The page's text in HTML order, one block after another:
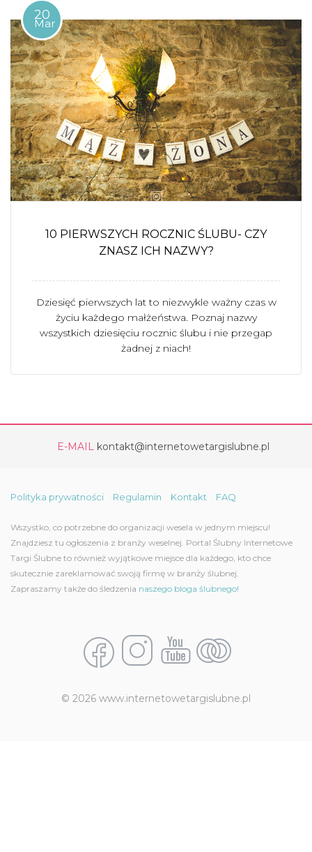
20
Mar
10 PIERWSZYCH ROCZNIC ŚLUBU- CZY
ZNASZ ICH NAZWY?
Dziesięć pierwszych lat to niezwykle ważny czas w
życiu każdego małżeństwa. Poznaj nazwy
wszystkich dziesięciu rocznic ślubu i nie przegap
żadnej z niach!
E-MAIL kontakt@internetowetargislubne.pl
Polityka prywatności Regulamin Kontakt FAQ
Wszystko, co potrzebne do organizacji wesela w jednym miejscu!
Znajdziesz tu ogłoszenia z branży weselnej. Portal Ślubny Internetowe
Targi Ślubne to również wyjątkowe miejsce dla każdego, kto chce
skutecznie zareklamować swoją firmę w branży ślubnej.
Zapraszamy także do śledzenia naszego bloga ślubnego!
© 2026 www.internetowetargislubne.pl